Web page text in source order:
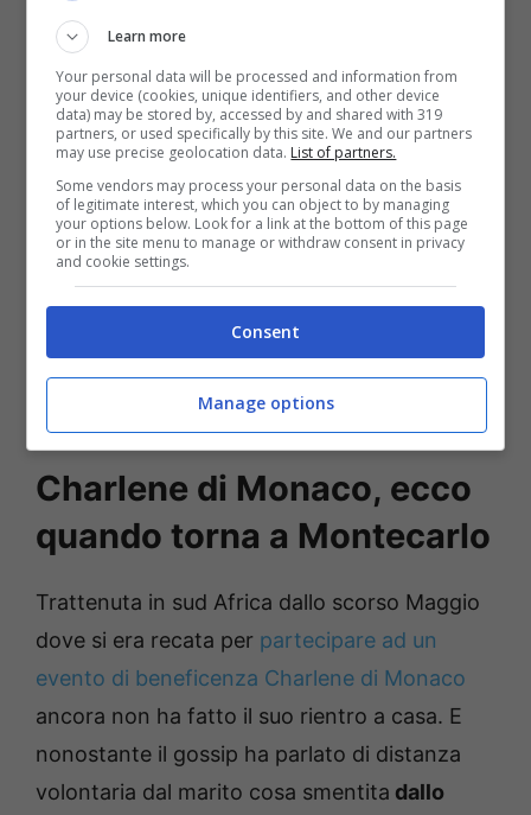
Leggi anche —->
Monaco e Stefano Casiraghi, la
fine tragica di un matrimonio da
Charlene di Monaco, ecco
quando torna a Montecarlo
Trattenuta in sud Africa dallo scorso Maggio
dove si era recata per partecipare ad un
evento di beneficenza Charlene di Monaco
ancora non ha fatto il suo rientro a casa. E
nonostante il gossip ha parlato di distanza
volontaria dal marito cosa smentita dallo
Learn more
Your personal data will be processed and information from
your device (cookies, unique identifiers, and other device
data) may be stored by, accessed by and shared with 319
partners, or used specifically by this site. We and our partners
may use precise geolocation data. List of partners.
Some vendors may process your personal data on the basis
of legitimate interest, which you can object to by managing
your options below. Look for a link at the bottom of this page
or in the site menu to manage or withdraw consent in privacy
and cookie settings.
Consent
Manage options